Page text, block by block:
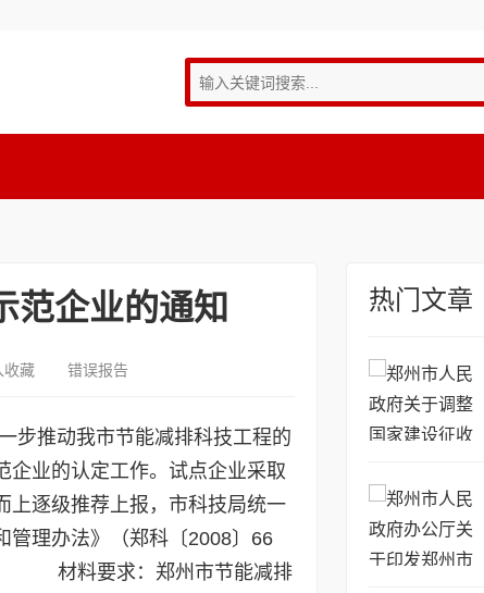
范企业的通知
收藏 错误报告
推动我市节能减排科技工程的
企业的认定工作。试点企业采取
上逐级推荐上报，市科技局统一
管理办法》（郑科〔2008〕66
。 材料要求：郑州市节能减排
热门文章